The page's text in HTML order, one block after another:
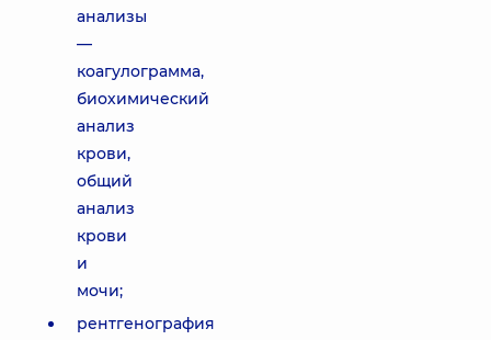
анализы
—
коагулограмма,
биохимический
анализ
крови,
общий
анализ
крови
и
мочи;
рентгенография